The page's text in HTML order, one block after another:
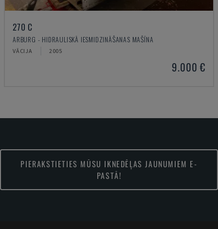
270 C
ARBURG - HIDRAULISKĀ IESMIDZINĀŠANAS MAŠĪNA
VĀCIJA 2005
9.000 €
PIERAKSTIETIES MŪSU IKNEDĒĻAS JAUNUMIEM E-
PASTĀ!